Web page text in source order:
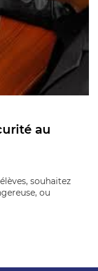
au
souhaitez
ou